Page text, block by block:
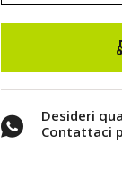
Desideri
Contattaci